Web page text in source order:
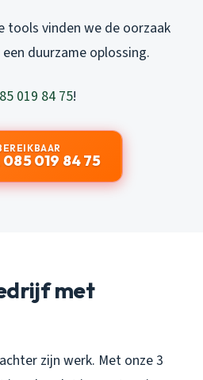
tools vinden we de oorzaak
duurzame oplossing.
019 84 75!
085 019 84 75
met
zijn werk. Met onze 3